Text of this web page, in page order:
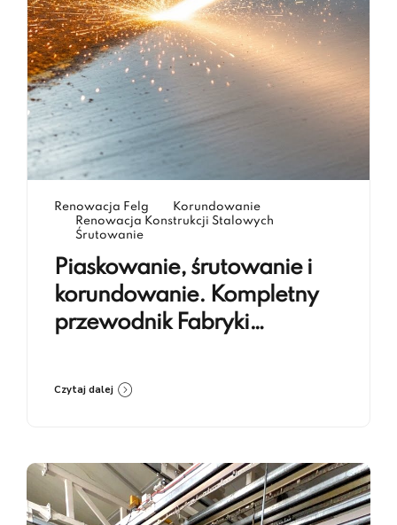
Renowacja Felg
Korundowanie
Renowacja Konstrukcji Stalowych
Śrutowanie
Piaskowanie, śrutowanie i
korundowanie. Kompletny
przewodnik Fabryki
Czytaj dalej